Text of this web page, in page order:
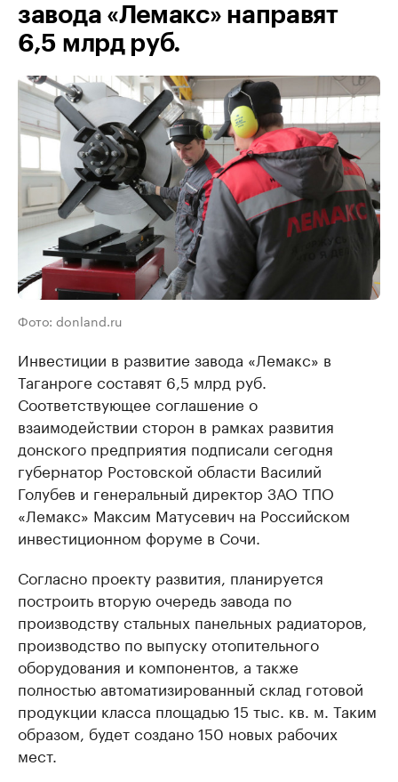
завода «Лемакс» направят
6,5 млрд руб.
Фото: donland.ru
Инвестиции в развитие завода «Лемакс» в
Таганроге составят 6,5 млрд руб.
Соответствующее соглашение о
взаимодействии сторон в рамках развития
донского предприятия подписали сегодня
губернатор Ростовской области Василий
Голубев и генеральный директор ЗАО ТПО
«Лемакс» Максим Матусевич на Российском
инвестиционном форуме в Сочи.
Согласно проекту развития, планируется
построить вторую очередь завода по
производству стальных панельных радиаторов,
производство по выпуску отопительного
оборудования и компонентов, а также
полностью автоматизированный склад готовой
продукции класса площадью 15 тыс. кв. м. Таким
образом, будет создано 150 новых рабочих
мест.